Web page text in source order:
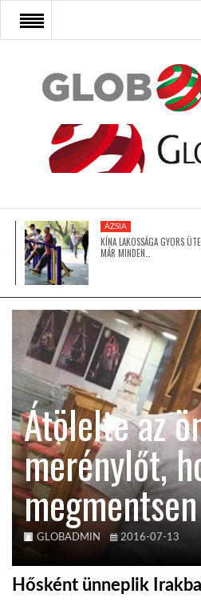
FŐOLDAL
AFRIKA
ÁZSIA
LATIN-AMERIKA
KÖZEL-KELET
AUSZTRÁLIA
A VILÁG ITTHON
ÁZSIA
KÍNA LAKOSSÁGA GYORS
MÁR MINDEN…
Átölelte az
merénylőt,
GLOBADMIN 2016-07-13
Hősként ünneplik